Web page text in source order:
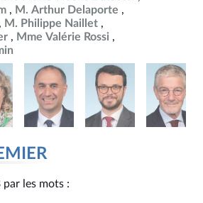
M. Arthur Delaporte
M. Philippe Naillet
Mme Valérie Rossi
par les mots :